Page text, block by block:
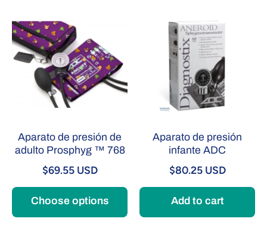
Aparato de presión de
adulto Prosphyg ™ 768
$69.55 USD
Choose options
Aparato de presión
infante ADC
$80.25 USD
Add to cart